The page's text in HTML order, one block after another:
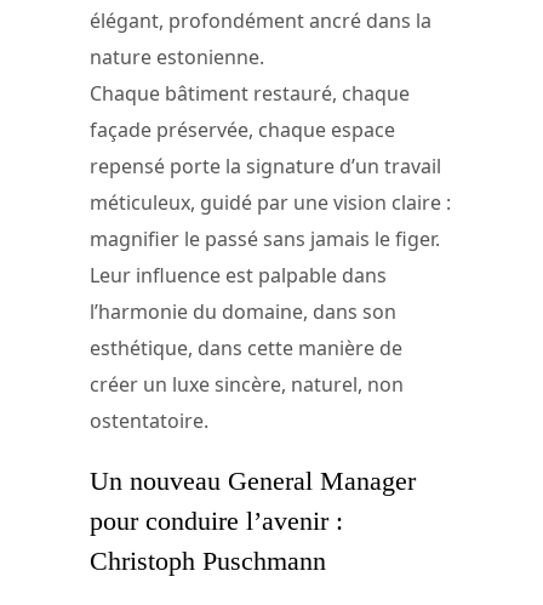
élégant, profondément ancré dans la
nature estonienne.
Chaque bâtiment restauré, chaque
façade préservée, chaque espace
repensé porte la signature d’un travail
méticuleux, guidé par une vision claire :
magnifier le passé sans jamais le figer.
Leur influence est palpable dans
l’harmonie du domaine, dans son
esthétique, dans cette manière de
créer un luxe sincère, naturel, non
ostentatoire.
Un nouveau General Manager
pour conduire l’avenir :
Christoph Puschmann